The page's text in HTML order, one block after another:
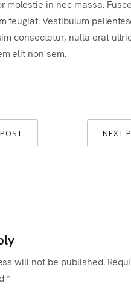
molestie in nec massa.
feugiat. Vestibulum
consectetur, nulla erat
elit non sem.
NEXT
will not be published.
*